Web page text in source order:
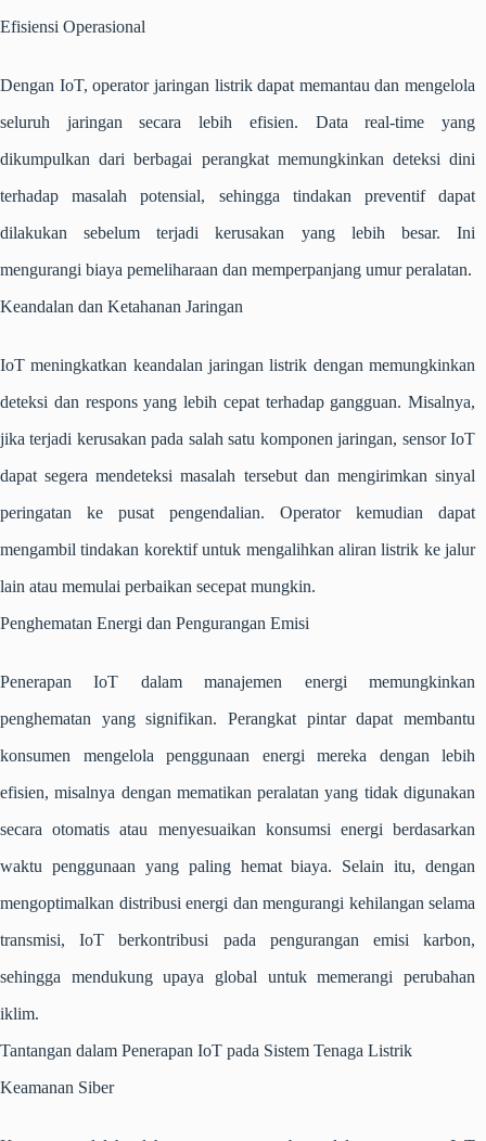
Efisiensi Operasional
Dengan IoT, operator jaringan listrik dapat memantau dan mengelola
seluruh jaringan secara lebih efisien. Data real-time yang
dikumpulkan dari berbagai perangkat memungkinkan deteksi dini
terhadap masalah potensial, sehingga tindakan preventif dapat
dilakukan sebelum terjadi kerusakan yang lebih besar. Ini
mengurangi biaya pemeliharaan dan memperpanjang umur peralatan.
Keandalan dan Ketahanan Jaringan
IoT meningkatkan keandalan jaringan listrik dengan memungkinkan
deteksi dan respons yang lebih cepat terhadap gangguan. Misalnya,
jika terjadi kerusakan pada salah satu komponen jaringan, sensor IoT
dapat segera mendeteksi masalah tersebut dan mengirimkan sinyal
peringatan ke pusat pengendalian. Operator kemudian dapat
mengambil tindakan korektif untuk mengalihkan aliran listrik ke jalur
lain atau memulai perbaikan secepat mungkin.
Penghematan Energi dan Pengurangan Emisi
Penerapan IoT dalam manajemen energi memungkinkan
penghematan yang signifikan. Perangkat pintar dapat membantu
konsumen mengelola penggunaan energi mereka dengan lebih
efisien, misalnya dengan mematikan peralatan yang tidak digunakan
secara otomatis atau menyesuaikan konsumsi energi berdasarkan
waktu penggunaan yang paling hemat biaya. Selain itu, dengan
mengoptimalkan distribusi energi dan mengurangi kehilangan selama
transmisi, IoT berkontribusi pada pengurangan emisi karbon,
sehingga mendukung upaya global untuk memerangi perubahan
iklim.
Tantangan dalam Penerapan IoT pada Sistem Tenaga Listrik
Keamanan Siber